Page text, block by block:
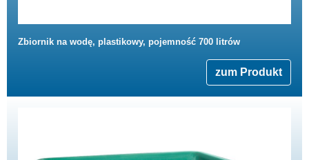
Zbiornik na wodę, plastikowy, pojemność 700 litrów
zum Produkt